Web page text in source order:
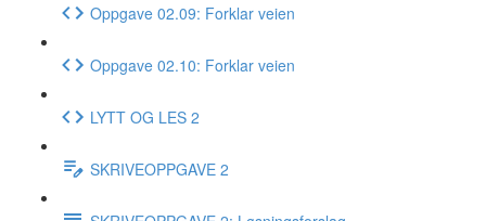
Oppgave 02.09: Forklar veien
Oppgave 02.10: Forklar veien
LYTT OG LES 2
SKRIVEOPPGAVE 2